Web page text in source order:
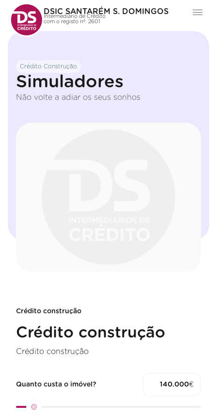
DSIC SANTARÉM S. DOMINGOS
Intermediário de Crédito
com o registo nº. 2601
Crédito Construção
Simuladores
Não volte a adiar os seus sonhos
Crédito construção
Crédito construção
Crédito construção
Quanto custa o imóvel? €